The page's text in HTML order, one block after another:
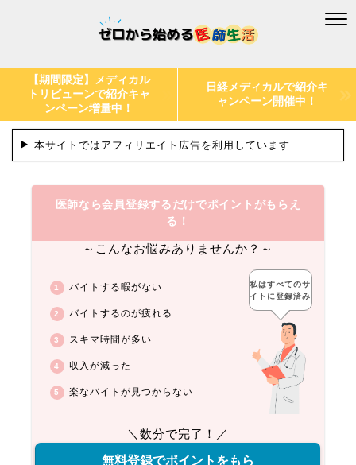
【期間限定】メディカル
トリビューンで紹介キャ
ンペーン増量中！
日経メディカルで紹介キ
ャンペーン開催中！
本サイトではアフィリエイト広告を利用しています
医師なら会員登録するだけでポイントがもらえ
る！
～こんなお悩みありませんか？～
バイトする暇がない
バイトするのが疲れる
スキマ時間が多い
収入が減った
楽なバイトが見つからない
私はすべてのサ
イトに登録済み
＼数分で完了！／
無料登録でポイントをもら